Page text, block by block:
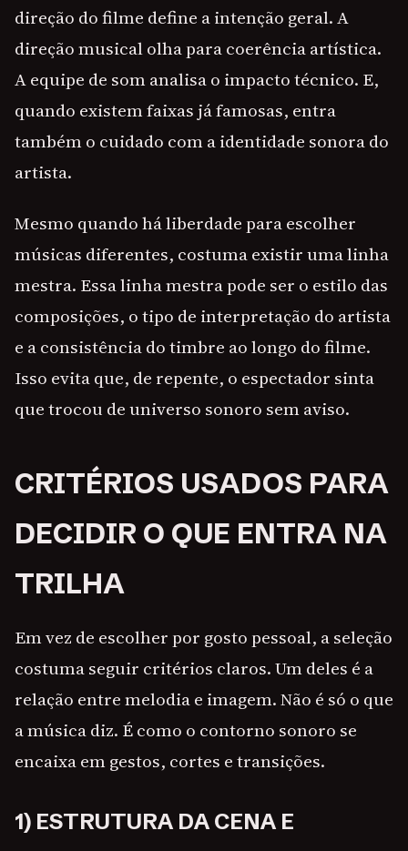
direção do filme define a intenção geral. A
direção musical olha para coerência artística.
A equipe de som analisa o impacto técnico. E,
quando existem faixas já famosas, entra
também o cuidado com a identidade sonora do
artista.
Mesmo quando há liberdade para escolher
músicas diferentes, costuma existir uma linha
mestra. Essa linha mestra pode ser o estilo das
composições, o tipo de interpretação do artista
e a consistência do timbre ao longo do filme.
Isso evita que, de repente, o espectador sinta
que trocou de universo sonoro sem aviso.
CRITÉRIOS USADOS PARA
DECIDIR O QUE ENTRA NA
TRILHA
Em vez de escolher por gosto pessoal, a seleção
costuma seguir critérios claros. Um deles é a
relação entre melodia e imagem. Não é só o que
a música diz. É como o contorno sonoro se
encaixa em gestos, cortes e transições.
1) ESTRUTURA DA CENA E